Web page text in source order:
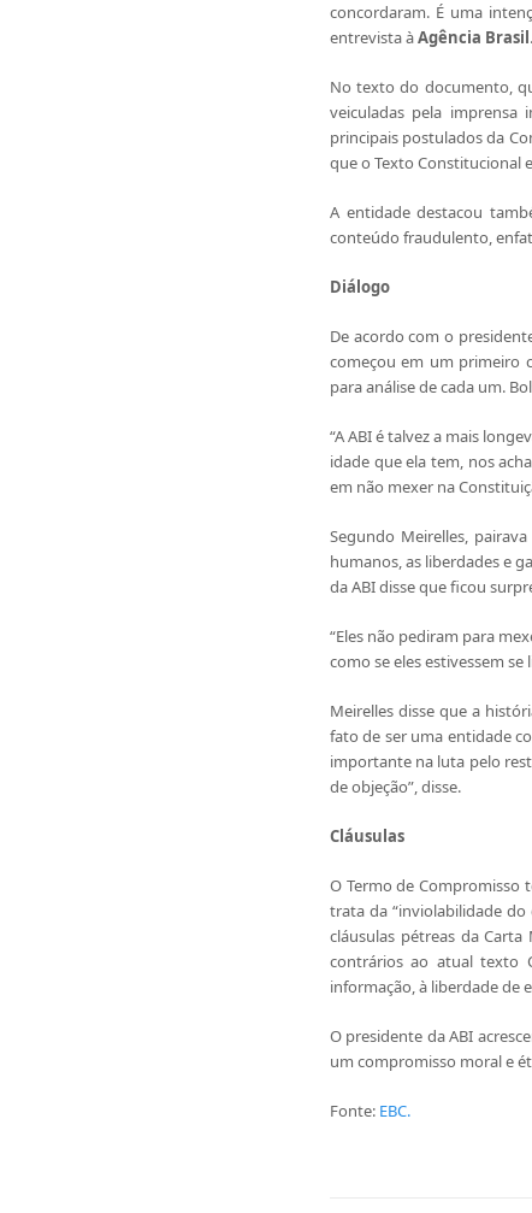
concordaram. É uma
entrevista àAgência Brasil.
No texto do documento,
veiculadas pela
principais postulados da
que o Texto Constitucional
A entidade destacou
conteúdo fraudulento,
Diálogo
De acordo com o
começou em um primeiro
para análise de cada um.
“A ABI é talvez a mais
idade que ela tem, nos
em não mexer na
Segundo Meirelles,
humanos, as liberdades e
da ABI disse que ficou
“Eles não pediram para
como se eles estivessem
Meirelles disse que a
fato de ser uma entidade
importante na luta pelo
de objeção”, disse.
Cláusulas
O Termo de Compromisso
trata da “inviolabilidade
cláusulas pétreas da
contrários ao atual texto
informação, à liberdade de
O presidente da ABI
um compromisso moral e
Fonte: EBC.